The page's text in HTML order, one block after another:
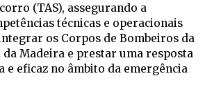
(TAS), assegurando a
técnicas e operacionais
os Corpos de Bombeiros da
Madeira e prestar uma resposta
e eficaz no âmbito da emergência